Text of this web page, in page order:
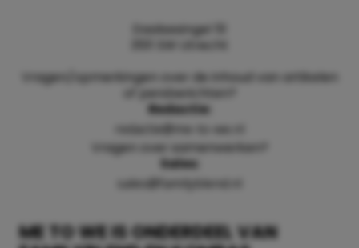
ME TO WE IS ONDERDEEL VAN
Daalsesingel 51
3511 SW Utrecht
Vragen/opmerkingen over de inhoud van artikelen
of persberichten?
Redactie:
redactie@me-to-we.nl
Vragen over samenwerken?
Sales:
sales@familyblend.nl